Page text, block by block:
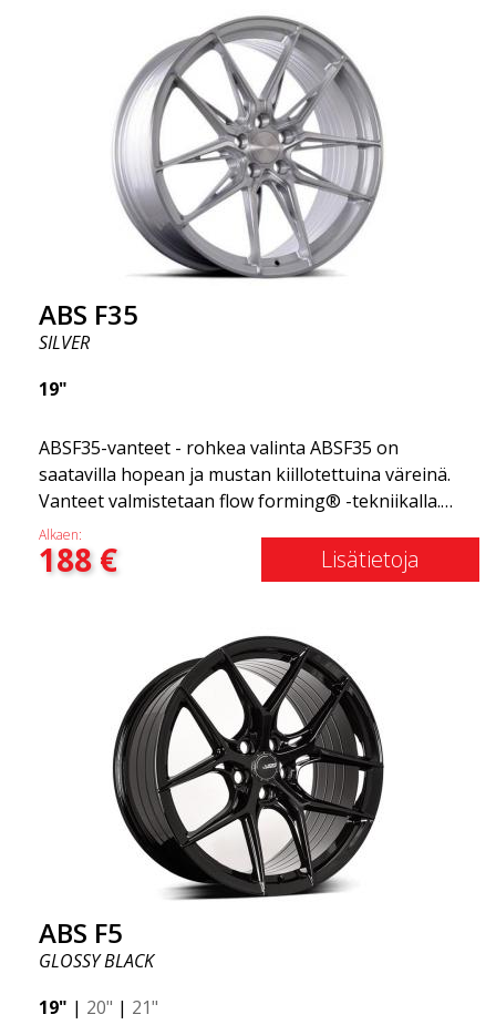
urheilullisemman ulkonäön. Samalla haluamme
korostaa, että nämä vanteet tarjoavat
uskomattoman hyvän suorituskyvyn suhteessa
niiden hintaan. Edistynyt Flow Forming -
tuotantotekniikka tekee vanteista sekä vahvempia
että kevyempiä kuin tavalliset alumiinivanteet.
Tämän huomaat ajaessasi ABS F18 -vanteilla.
Olemme ylpeitä voidessamme tarjota ne
valikoimassamme!
ABS F35
SILVER
19"
ABSF35-vanteet - rohkea valinta ABSF35 on
saatavilla hopean ja mustan kiillotettuina väreinä.
Vanteet valmistetaan flow forming® -tekniikalla.
Herätä kateutta muissa kuljettajissa tai
naapureissa, kun ajat tyylillä. Nämä vanteet on
valmistettu innovatiivisella flow forming -tekniikalla,
vahvuudestaan samalla tarjoten merkittävää painon
säästöä. ABS Flow Form -tekniikan avulla voit
nauttia vuosien kestävästä kauneudesta ja
virheettömästä suorituskyvystä kilometri toisensa
jälkeen. Parasta kaikessa? ABS Wheels tarjoaa
sinulle täyden 2 vuoden takuun.
Alkaen:
188€ Lisätietoja
ABS F5
GLOSSY BLACK
19" | 20" | 21"